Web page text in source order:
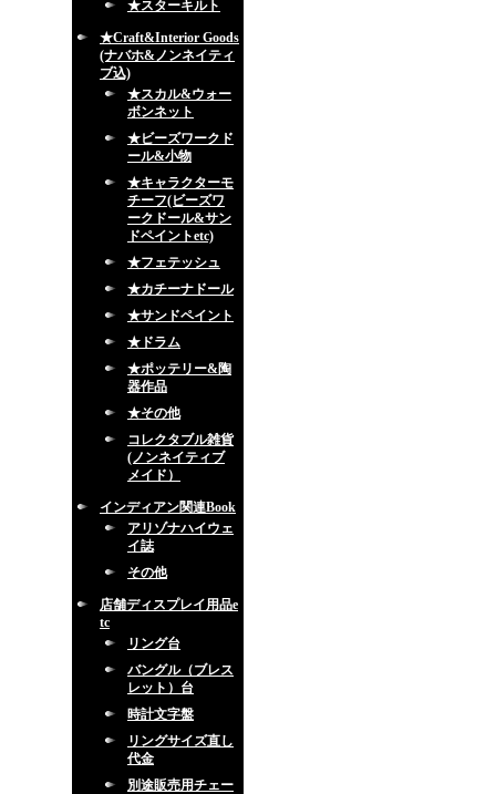
★スターキルト
★Craft&Interior Goods
(ナバホ&ノンネイティ
ブ込)
★スカル&ウォー
ボンネット
★ビーズワークド
ール&小物
★キャラクターモ
チーフ(ビーズワ
ークドール&サン
ドペイントetc)
★フェテッシュ
★カチーナドール
★サンドペイント
★ドラム
★ポッテリー&陶
器作品
★その他
コレクタブル雑貨
(ノンネイティブ
メイド）
インディアン関連Book
アリゾナハイウェ
イ誌
その他
店舗ディスプレイ用品e
tc
リング台
バングル（ブレス
レット）台
時計文字盤
リングサイズ直し
代金
別途販売用チェー